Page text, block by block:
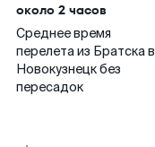
около 2 часов
Среднее время
перелета из Братска в
Новокузнецк без
пересадок